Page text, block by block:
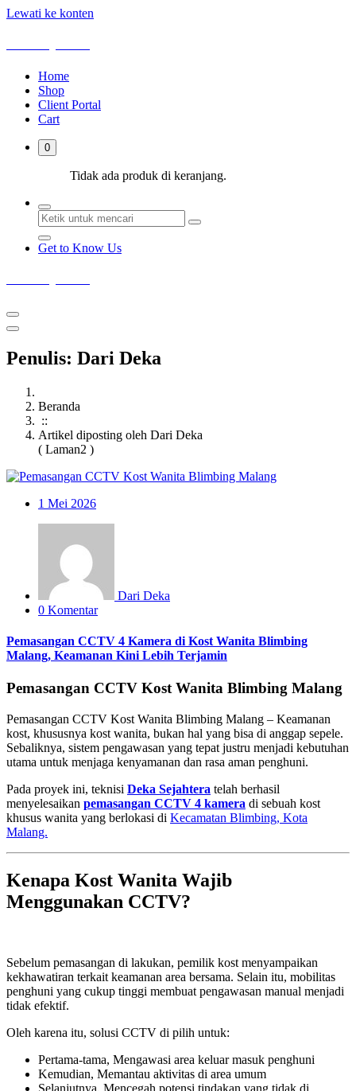
Lewati ke konten
Home
Shop
Client Portal
Cart
0
Tidak ada produk di keranjang.
Get to Know Us
Penulis: Dari Deka
Beranda
::
Artikel diposting oleh Dari Deka
( Laman2 )
1 Mei 2026
Dari Deka
0 Komentar
Pemasangan CCTV 4 Kamera di Kost Wanita Blimbing
Malang, Keamanan Kini Lebih Terjamin
Pemasangan CCTV Kost Wanita Blimbing Malang
Pemasangan CCTV Kost Wanita Blimbing Malang – Keamanan
kost, khususnya kost wanita, bukan hal yang bisa di anggap sepele.
Sebaliknya, sistem pengawasan yang tepat justru menjadi kebutuhan
utama untuk menjaga kenyamanan dan rasa aman penghuni.
Pada proyek ini, teknisi Deka Sejahtera telah berhasil
menyelesaikan pemasangan CCTV 4 kamera di sebuah kost
khusus wanita yang berlokasi di Kecamatan Blimbing, Kota
Malang.
Kenapa Kost Wanita Wajib
Menggunakan CCTV?
Sebelum pemasangan di lakukan, pemilik kost menyampaikan
kekhawatiran terkait keamanan area bersama. Selain itu, mobilitas
penghuni yang cukup tinggi membuat pengawasan manual menjadi
tidak efektif.
Oleh karena itu, solusi CCTV di pilih untuk:
Pertama-tama, Mengawasi area keluar masuk penghuni
Kemudian, Memantau aktivitas di area umum
Selanjutnya, Mencegah potensi tindakan yang tidak di